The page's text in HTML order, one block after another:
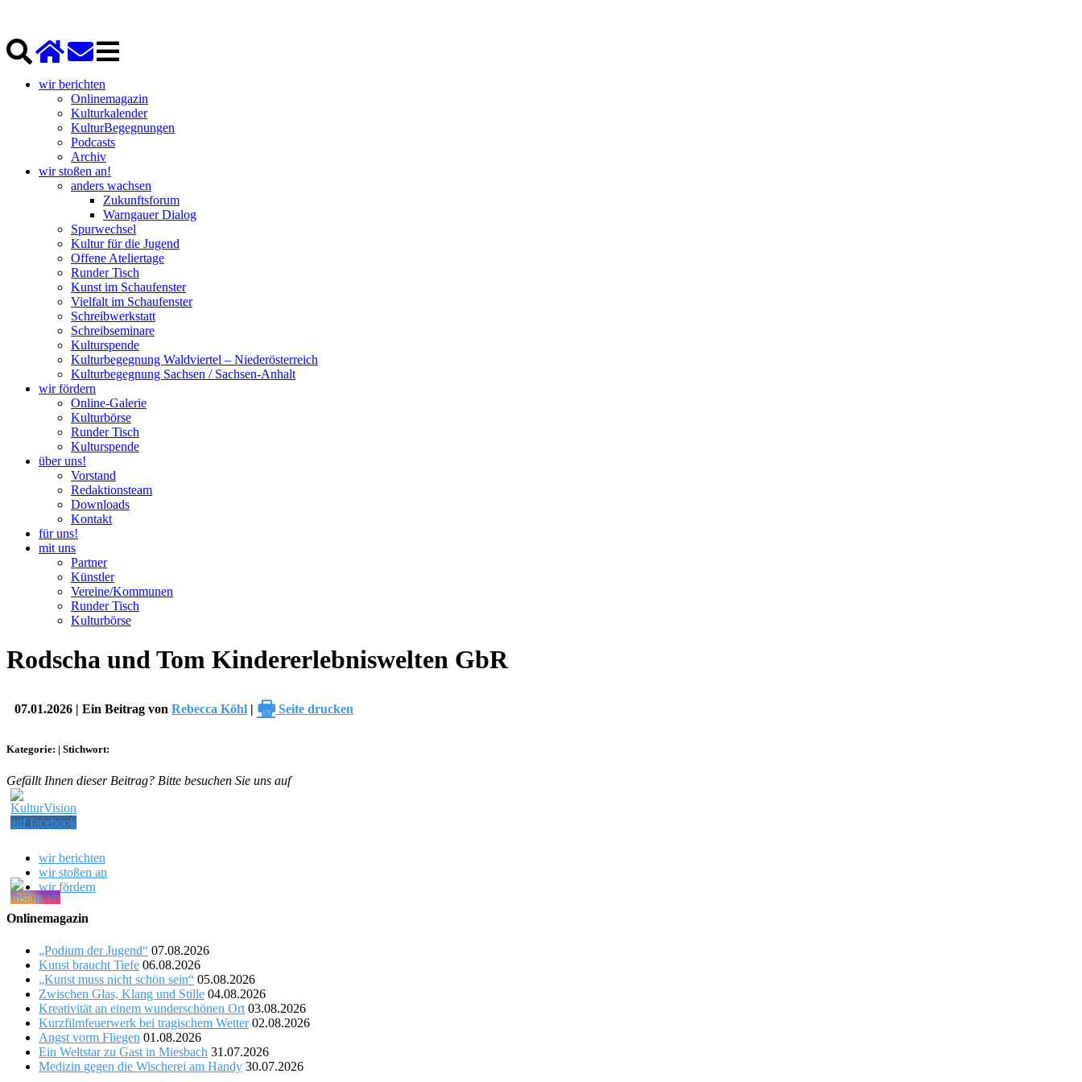
wir berichten
Onlinemagazin
Kulturkalender
KulturBegegnungen
Podcasts
Archiv
wir stoßen an!
anders wachsen
Zukunftsforum
Warngauer Dialog
Spurwechsel
Kultur für die Jugend
Offene Ateliertage
Runder Tisch
Kunst im Schaufenster
Vielfalt im Schaufenster
Schreibwerkstatt
Schreibseminare
Kulturspende
Kulturbegegnung Waldviertel – Niederösterreich
Kulturbegegnung Sachsen / Sachsen-Anhalt
wir fördern
Online-Galerie
Kulturbörse
Runder Tisch
Kulturspende
über uns!
Vorstand
Redaktionsteam
Downloads
Kontakt
für uns!
mit uns
Partner
Künstler
Vereine/Kommunen
Runder Tisch
Kulturbörse
Rodscha und Tom Kindererlebniswelten GbR
07.01.2026 | Ein Beitrag von Rebecca Köhl | 🖶 Seite drucken
Kategorie: | Stichwort:
Gefällt Ihnen dieser Beitrag? Bitte besuchen Sie uns auf
wir berichten
wir stoßen an
wir fördern
Onlinemagazin
„Podium der Jugend“ 07.08.2026
Kunst braucht Tiefe 06.08.2026
„Kunst muss nicht schön sein“ 05.08.2026
Zwischen Glas, Klang und Stille 04.08.2026
Kreativität an einem wunderschönen Ort 03.08.2026
Kurzfilmfeuerwerk bei tragischem Wetter 02.08.2026
Angst vorm Fliegen 01.08.2026
Ein Weltstar zu Gast in Miesbach 31.07.2026
Medizin gegen die Wischerei am Handy 30.07.2026